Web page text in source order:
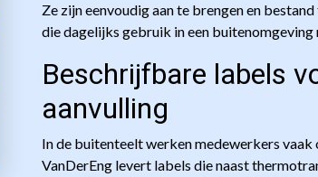
Ze zijn eenvoudig aan te brengen en
die dagelijks gebruik in een
Beschrijfbare labels
aanvulling
In de buitenteelt werken medewerkers
VanDerEng levert labels die naast